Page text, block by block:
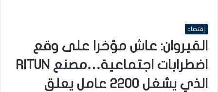
إقتصاد
القيروان: عاش مؤخرا على وقع
اضطرابات اجتماعية…مصنع RITUN
الذي يشغل 2200 عامل يعلق